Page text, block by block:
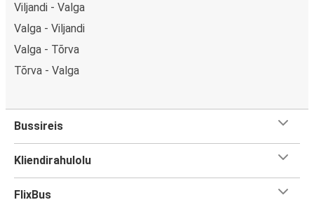
Viljandi - Valga
Valga - Viljandi
Valga - Tõrva
Tõrva - Valga
Bussireis
Kliendirahulolu
FlixBus